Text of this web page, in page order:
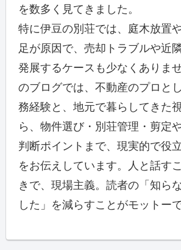
を数多く見てきました。
特に伊豆の別荘では、庭木放置
足が原因で、売却トラブルや近
発展するケースも少なくありま
のブログでは、不動産のプロと
務経験と、地元で暮らしてきた
ら、物件選び・別荘管理・剪定
判断ポイントまで、現実的で役
をお伝えしています。人と話す
きで、現場主義。読者の「知ら
した」を減らすことがモットーで